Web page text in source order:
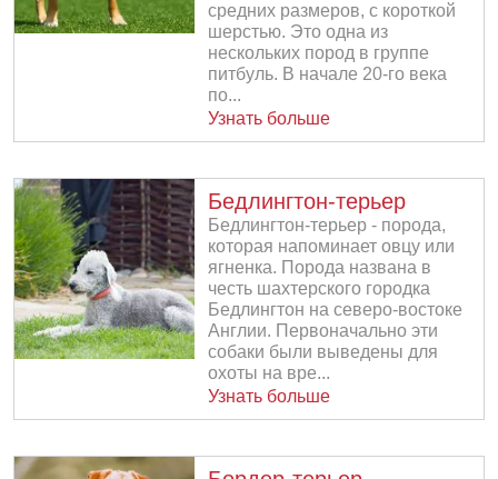
средних размеров, с короткой
шерстью. Это одна из
нескольких пород в группе
питбуль. В начале 20-го века
по...
Узнать больше
Бедлингтон-терьер
Бедлингтон-терьер - порода,
которая напоминает овцу или
ягненка. Порода названа в
честь шахтерского городка
Бедлингтон на северо-востоке
Англии. Первоначально эти
собаки были выведены для
охоты на вре...
Узнать больше